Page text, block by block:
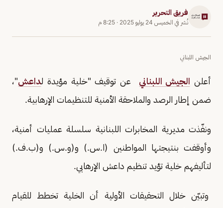
فريق التحرير
نُشر في الخميس 24 يوليو 2025 · 8:25 م
الجيش اللبناني
أعلن الجيش اللبناني عن توقيف "خلية مؤيدة لداعش"،
ضمن إطار الرصد والملاحقة الأمنية للتنظيمات الإرهابية.
ونفّذت مديرية المخابرات اللبنانية سلسلة عمليات أمنية،
وأوقفت بنتيجتها المواطنين (ا.س.) و(و.س.) و(ب.ف.)
لتأليفهم خلية تؤيد تنظيم داعش الإرهابي.
وتبيّن خلال التحقيقات الأولية أن الخلية تخطط للقيام